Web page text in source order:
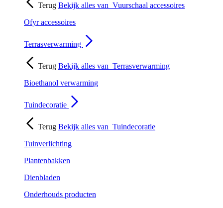
Terug Bekijk alles van Vuurschaal accessoires
Ofyr accessoires
Terrasverwarming
Terug Bekijk alles van Terrasverwarming
Bioethanol verwarming
Tuindecoratie
Terug Bekijk alles van Tuindecoratie
Tuinverlichting
Plantenbakken
Dienbladen
Onderhouds producten